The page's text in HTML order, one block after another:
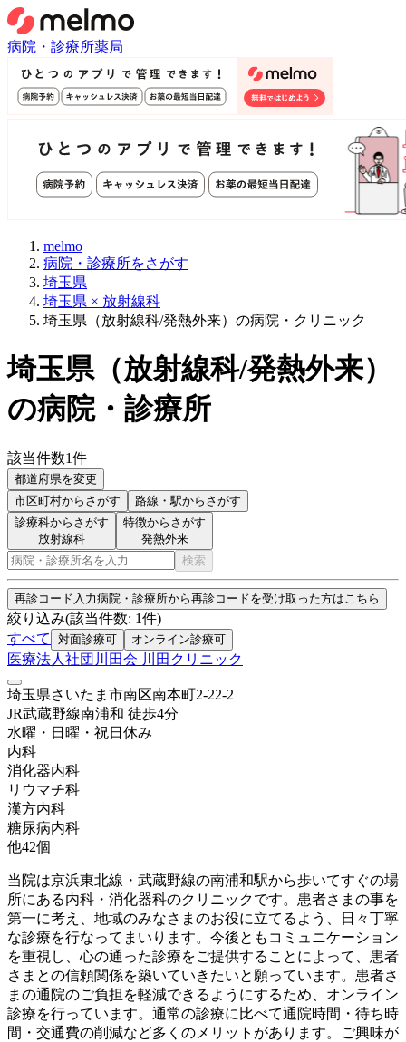
病院・診療所薬局
melmo
病院・診療所をさがす
埼玉県
埼玉県 × 放射線科
埼玉県（放射線科/発熱外来）の病院・クリニック
埼玉県（放射線科/発熱外来）
の病院・診療所
該当件数1件
都道府県を変更
市区町村からさがす 路線・駅からさがす
診療科からさがす
放射線科
特徴からさがす
発熱外来
検索
再診コード入力病院・診療所から再診コードを受け取った方はこちら
絞り込み(該当件数: 1件)
すべて
対面診療可 オンライン診療可
医療法人社団川田会 川田クリニック
埼玉県さいたま市南区南本町2-22-2
JR武蔵野線南浦和 徒歩4分
水曜・日曜・祝日 休み
内科
消化器内科
リウマチ科
漢方内科
糖尿病内科
他42個
当院は京浜東北線・武蔵野線の南浦和駅から歩いてすぐの場
所にある内科・消化器科のクリニックです。患者さまの事を
第一に考え、地域のみなさまのお役に立てるよう、日々丁寧
な診療を行なってまいります。今後ともコミュニケーション
を重視し、心の通った診療をご提供することによって、患者
さまとの信頼関係を築いていきたいと願っています。患者さ
まの通院のご負担を軽減できるようにするため、オンライン
診療を行っています。通常の診療に比べて通院時間・待ち時
間・交通費の削減など多くのメリットがあります。ご興味が